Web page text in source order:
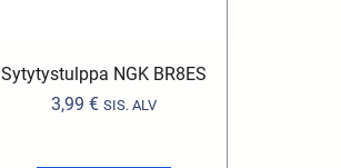
Sytytystulppa NGK BR8ES
3,99 € SIS. ALV